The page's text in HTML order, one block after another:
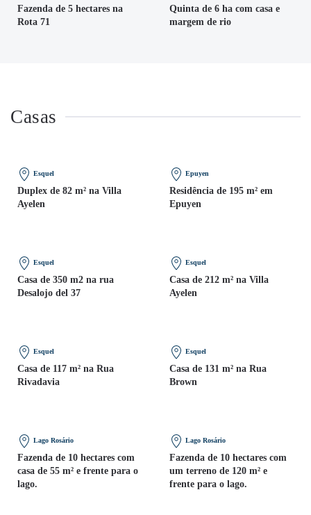
Fazenda de 5 hectares na
Rota 71
Quinta de 6 ha com casa e
margem de rio
Casas
Esquel
Duplex de 82 m² na Villa
Ayelen
Epuyen
Residência de 195 m² em
Epuyen
Esquel
Casa de 350 m2 na rua
Desalojo del 37
Esquel
Casa de 212 m² na Villa
Ayelen
Esquel
Casa de 117 m² na Rua
Rivadavia
Esquel
Casa de 131 m² na Rua
Brown
Lago Rosário
Fazenda de 10 hectares com
casa de 55 m² e frente para o
lago.
Lago Rosário
Fazenda de 10 hectares com
um terreno de 120 m² e
frente para o lago.